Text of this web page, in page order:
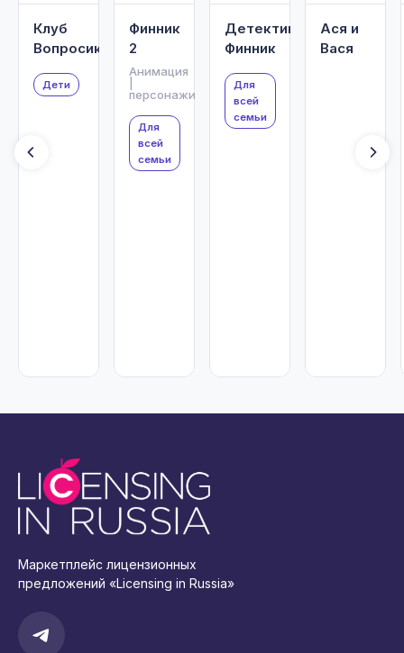
Клуб
Вопросики
Дети
Финник
2
Анимация
персонажи
Для
всей
семьи
Детектив
Финник
Для
всей
семьи
Ася и
Вася
Маркетплейс лицензионных
предложений «Licensing in Russia»